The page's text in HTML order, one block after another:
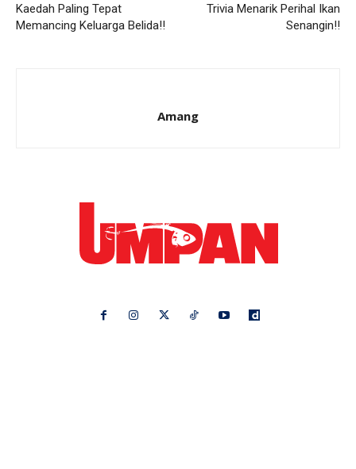
Kaedah Paling Tepat
Memancing Keluarga Belida!!
Trivia Menarik Perihal Ikan
Senangin!!
Amang